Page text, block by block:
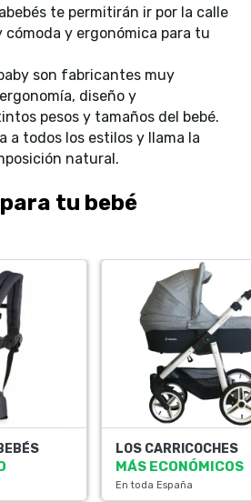
te permitirán ir por la calle
cómoda y ergonómica para tu
son fabricantes muy
diseño y
pesos y tamaños del bebé.
a todos los estilos y llama la
natural.
tu bebé
LOS CARRICOCHES
MÁS ECONÓMICOS
En toda España